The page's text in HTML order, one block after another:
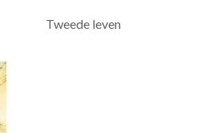
Tweede leven